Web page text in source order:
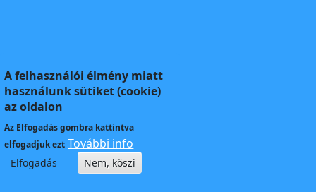
A felhasználói élmény miatt
használunk sütiket (cookie)
az oldalon
Az Elfogadásgombra kattintva
elfogadjuk ezt További info
Elfogadás Nem, köszi